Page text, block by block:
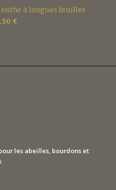
à longues feuilles
€
les abeilles, bourdons et